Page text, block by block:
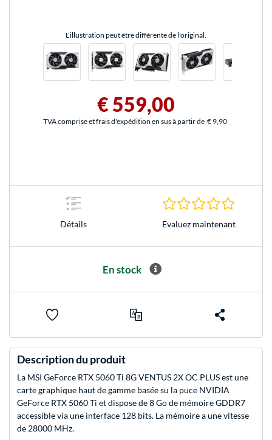
L'illustration peut être différente de l'original.
€ 559,00
TVA comprise et frais d'expédition en sus à partir de € 9,90
Détails Evaluez maintenant
En stock
Description du produit
La MSI GeForce RTX 5060 Ti 8G VENTUS 2X OC PLUS est une
carte graphique haut de gamme basée su la puce NVIDIA
GeForce RTX 5060 Ti et dispose de 8 Go de mémoire GDDR7
accessible via une interface 128 bits. La mémoire a une vitesse
de 28000 MHz.